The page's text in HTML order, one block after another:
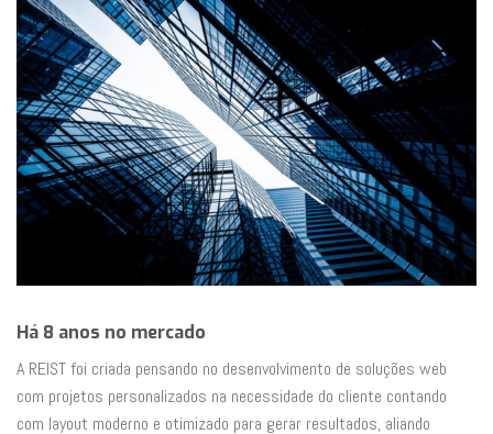
Há 8 anos no mercado
A REIST foi criada pensando no desenvolvimento de soluções web
com projetos personalizados na necessidade do cliente contando
com layout moderno e otimizado para gerar resultados, aliando